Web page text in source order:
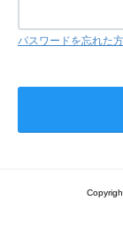
パスワードを忘れた